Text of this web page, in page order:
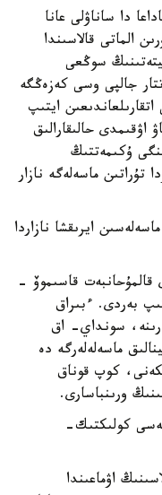
دا ساناۋلى عانا
الماتى قالاسىندا
سوڭعى
جالپى وسى كەزەڭگە
ايتىپ
حالىقارالىق
ۇكىمەتتىڭ
باقىلاۋدا تۇراتىن ماسەلەگە نازار
ايرىقشا نازاردا
قالمۇحانبەت قاسىموۆ -
بەردى. ءبىراق
سونداي- اق
ماسەلەلەرگە دە
كوپ قوناق
ورىنباسارى.
كولىكتىك-
اۋماعىندا